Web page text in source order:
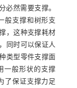
必然需要支撑。
般支撑和树形支
，这种支撑耗材
同时可以保证人
类型零件支撑面
一般形状的支撑
了保证支撑力足